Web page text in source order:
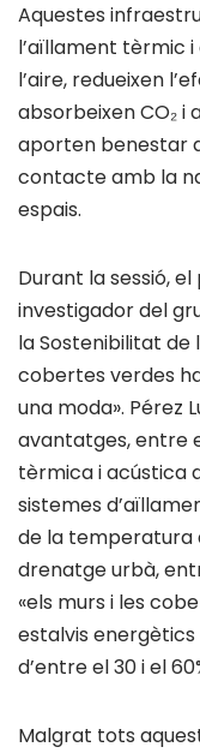
Aquestes
l’aïllament tèrmic
l’aire, redueixen
absorbeixen CO₂ i
aporten benestar
contacte amb la
espais.
Durant la sessió,
investigador del
la Sostenibilitat de
cobertes verdes
una moda». Pérez
avantatges, entre
tèrmica i acústica
sistemes
de la temperatura
drenatge urbà,
«els murs i les
estalvis
d’entre el 30 i el
Malgrat tots